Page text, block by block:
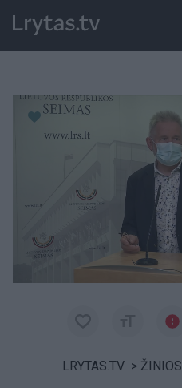
Paremkite Ukrainą
LRYTAS.TV > ŽINIOS